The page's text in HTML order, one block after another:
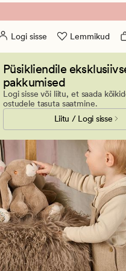
Logi sisse Lemmikud
Püsikliendile
pakkumised
Logi sisse või liitu, et saada
ostudele tasuta saatmine.
Liitu / Logi sisse